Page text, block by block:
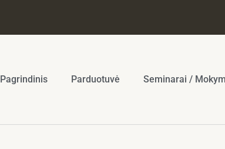
Pagrindinis Parduotuvė Seminarai /